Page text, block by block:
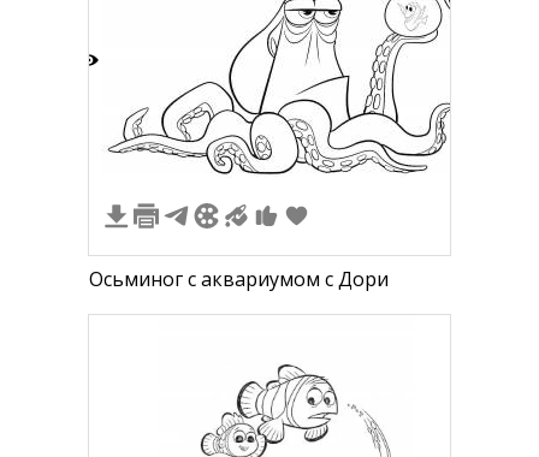
Осьминог с аквариумом с Дори